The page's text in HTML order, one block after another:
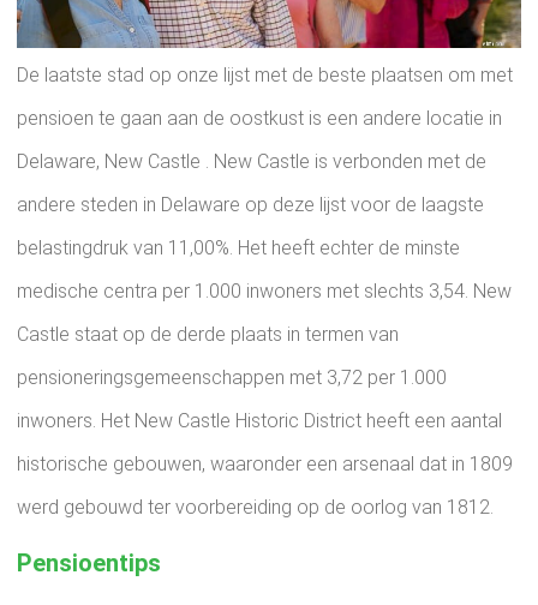
De laatste stad op onze lijst met de beste plaatsen om met
pensioen te gaan aan de oostkust is een andere locatie in
Delaware, New Castle . New Castle is verbonden met de
andere steden in Delaware op deze lijst voor de laagste
belastingdruk van 11,00%. Het heeft echter de minste
medische centra per 1.000 inwoners met slechts 3,54. New
Castle staat op de derde plaats in termen van
pensioneringsgemeenschappen met 3,72 per 1.000
inwoners. Het New Castle Historic District heeft een aantal
historische gebouwen, waaronder een arsenaal dat in 1809
werd gebouwd ter voorbereiding op de oorlog van 1812.
Pensioentips